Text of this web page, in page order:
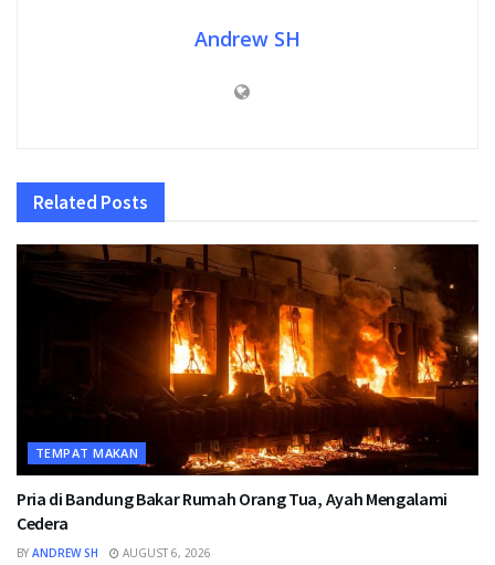
Andrew SH
Related Posts
TEMPAT MAKAN
Pria di Bandung Bakar Rumah Orang Tua, Ayah Mengalami
Cedera
BY ANDREW SH AUGUST 6, 2026